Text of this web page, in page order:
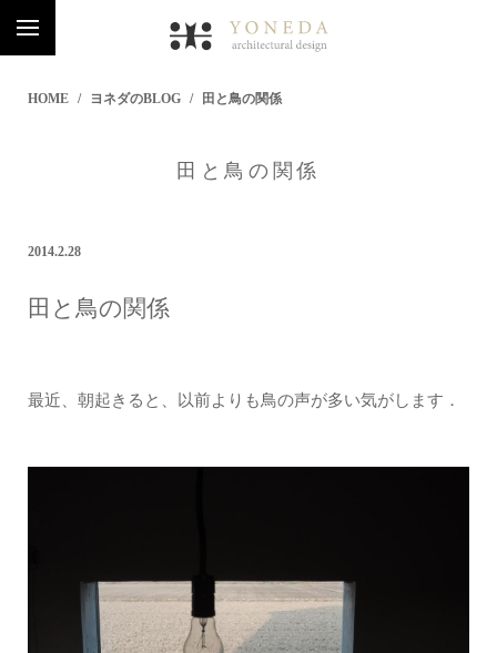
HOME ヨネダのBLOG 田と鳥の関係
田と鳥の関係
2014.2.28
田と鳥の関係
最近、朝起きると、以前よりも鳥の声が多い気がします．